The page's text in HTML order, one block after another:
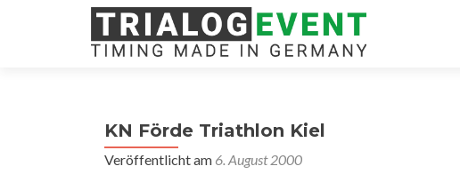
KN Förde Triathlon Kiel
Veröffentlicht am 6. August 2000